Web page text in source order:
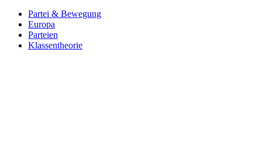
Partei & Bewegung
Europa
Parteien
Klassentheorie